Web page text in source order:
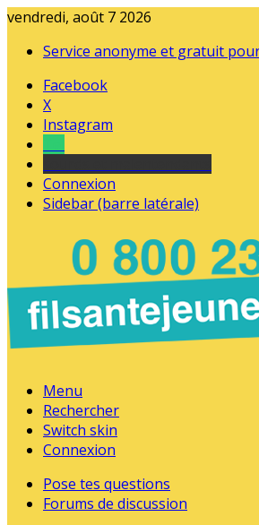
vendredi, août 7 2026
Service anonyme et gratuit
Facebook
X
Instagram
Connexion
Sidebar (barre latérale)
Menu
Rechercher
Switch skin
Connexion
Pose tes questions
Forums de discussion